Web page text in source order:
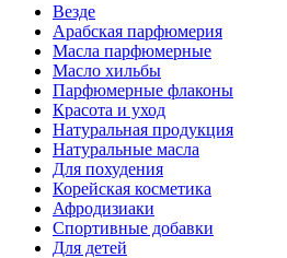
Везде
Арабская парфюмерия
Масла парфюмерные
Масло хильбы
Парфюмерные флаконы
Красота и уход
Натуральная продукция
Натуральные масла
Для похудения
Корейская косметика
Афродизиаки
Спортивные добавки
Для детей